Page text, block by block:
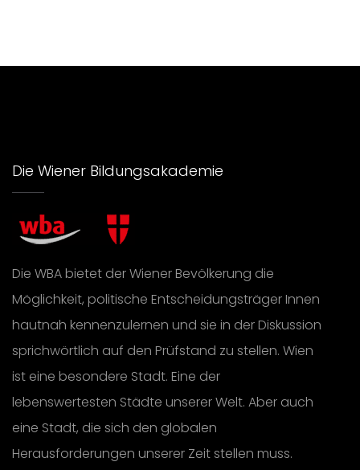
Die Wiener Bildungsakademie
Die WBA bietet der Wiener Bevölkerung die
Möglichkeit, politische Entscheidungsträger Innen
hautnah kennenzulernen und sie in der Diskussion
sprichwörtlich auf den Prüfstand zu stellen. Wien
ist eine besondere Stadt. Eine der
lebenswertesten Städte unserer Welt. Aber auch
eine Stadt, die sich den globalen
Herausforderungen unserer Zeit stellen muss.